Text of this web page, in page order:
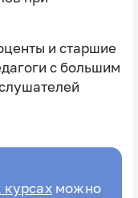
и старшие
с большим
курсахможно